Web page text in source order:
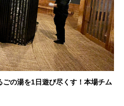
ごの湯を1日遊び尽くす！本場チム